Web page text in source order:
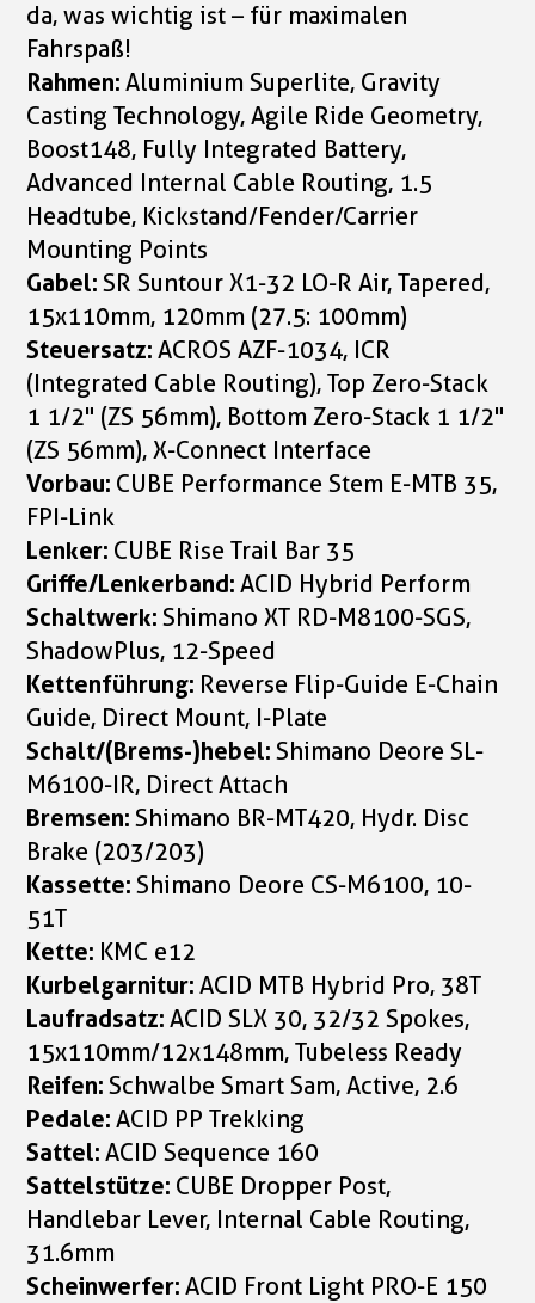
da, was wichtig ist – für maximalen
Fahrspaß!
Rahmen:Aluminium Superlite, Gravity
Casting Technology, Agile Ride Geometry,
Boost148, Fully Integrated Battery,
Advanced Internal Cable Routing, 1.5
Headtube, Kickstand/Fender/Carrier
Mounting Points
Gabel:SR Suntour X1-32 LO-R Air, Tapered,
15x110mm, 120mm (27.5: 100mm)
Steuersatz:ACROS AZF-1034, ICR
(Integrated Cable Routing), Top Zero-Stack
1 1/2" (ZS 56mm), Bottom Zero-Stack 1 1/2"
(ZS 56mm), X-Connect Interface
Vorbau: CUBE Performance Stem E-MTB 35,
FPI-Link
Lenker: CUBE Rise Trail Bar 35
Griffe/Lenkerband:ACID Hybrid Perform
Schaltwerk:Shimano XT RD-M8100-SGS,
ShadowPlus, 12-Speed
Kettenführung: Reverse Flip-Guide E-Chain
Guide, Direct Mount, I-Plate
Schalt/(Brems-)hebel:Shimano Deore SL-
M6100-IR, Direct Attach
Bremsen:Shimano BR-MT420, Hydr. Disc
Brake (203/203)
Kassette:Shimano Deore CS-M6100, 10-
51T
Kette: KMC e12
Kurbelgarnitur:ACID MTB Hybrid Pro, 38T
Laufradsatz:ACID SLX 30, 32/32 Spokes,
15x110mm/12x148mm, Tubeless Ready
Reifen:Schwalbe Smart Sam, Active, 2.6
Pedale:ACID PP Trekking
Sattel:ACID Sequence 160
Sattelstütze: CUBE Dropper Post,
Handlebar Lever, Internal Cable Routing,
31.6mm
Scheinwerfer:ACID Front Light PRO-E 150